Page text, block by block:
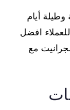
على مدار 24 ساعة وطيلة أيام
افضل
مع